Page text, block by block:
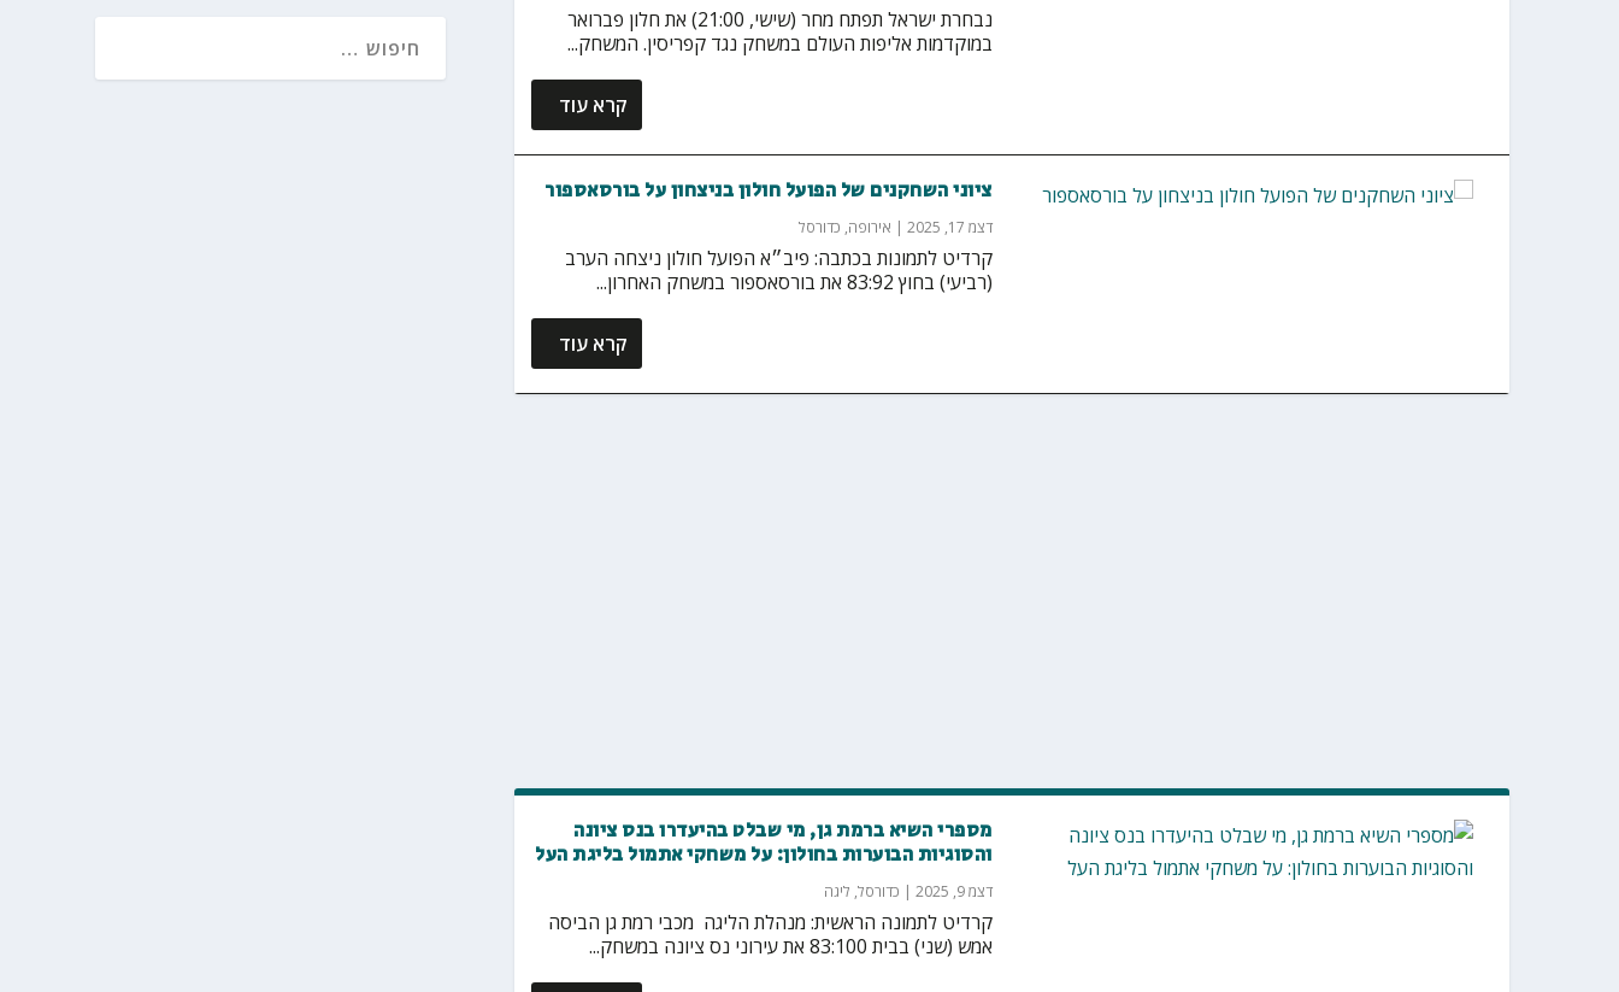
נבחרת ישראל תפתח מחר (שישי, 21:00) את חלון פברואר
במוקדמות אליפות העולם במשחק נגד קפריסין. המשחק...
קרא עוד
ציוני השחקנים של הפועל חולון בניצחון על בורסאספור
דצמ 17, 2025 | אירופה, כדורסל
קרדיט לתמונות בכתבה: פיב״א הפועל חולון ניצחה הערב
(רביעי) בחוץ 83:92 את בורסאספור במשחק האחרון...
קרא עוד
מספרי השיא ברמת גן, מי שבלט בהיעדרו בנס ציונה
והסוגיות הבוערות בחולון: על משחקי אתמול בליגת העל
דצמ 9, 2025 | כדורסל, ליגה
קרדיט לתמונה הראשית: מנהלת הליגה מכבי רמת גן הביסה
אמש (שני) בבית 83:100 את עירוני נס ציונה במשחק...